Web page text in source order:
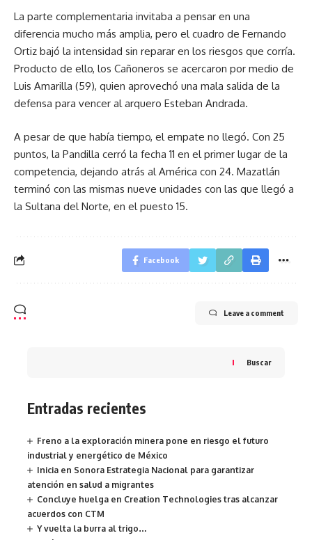
La parte complementaria invitaba a pensar en una
diferencia mucho más amplia, pero el cuadro de Fernando
Ortiz bajó la intensidad sin reparar en los riesgos que corría.
Producto de ello, los Cañoneros se acercaron por medio de
Luis Amarilla (59), quien aprovechó una mala salida de la
defensa para vencer al arquero Esteban Andrada.
A pesar de que había tiempo, el empate no llegó. Con 25
puntos, la Pandilla cerró la fecha 11 en el primer lugar de la
competencia, dejando atrás al América con 24. Mazatlán
terminó con las mismas nueve unidades con las que llegó a
la Sultana del Norte, en el puesto 15.
Facebook
Leave a comment
Buscar
Entradas recientes
Freno a la exploración minera pone en riesgo el futuro
industrial y energético de México
Inicia en Sonora Estrategia Nacional para garantizar
atención en salud a migrantes
Concluye huelga en Creation Technologies tras alcanzar
acuerdos con CTM
Y vuelta la burra al trigo…